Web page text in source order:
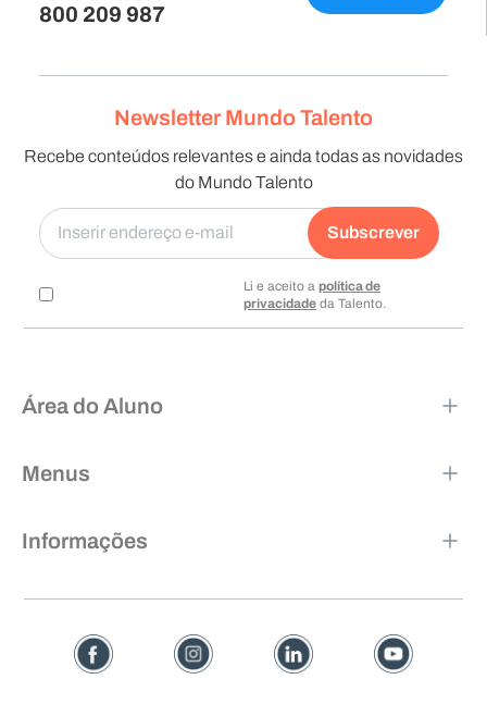
800 209 987
Newsletter Mundo Talento
Recebe conteúdos relevantes e ainda todas as novidades
do Mundo Talento
Li e aceito a política de
privacidade da Talento.
Subscrever
Área do Aluno
Menus
Informações